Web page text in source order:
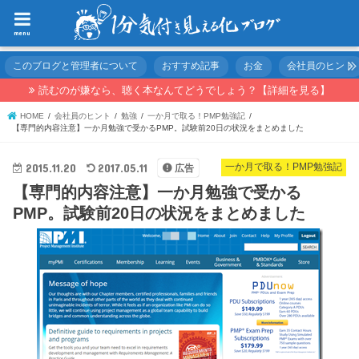
menu
このブログと管理者について おすすめ記事 お金 会社員のヒント
読むのが嫌なら、聴く本なんてどうでしょう？【詳細を見る】
HOME 会社員のヒント 勉強
一か月で取る！PMP勉強記
【専門的内容注意】一か月勉強で受かるPMP。試験前20日の状況をまとめました
一か月で取る！PMP勉強記
2015.11.20 2017.05.11 広告
【専門的内容注意】一か月勉強で受かる
PMP。試験前20日の状況をまとめました